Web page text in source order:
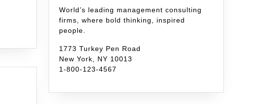
World’s leading management consulting
firms, where bold thinking, inspired
people.
1773 Turkey Pen Road
New York, NY 10013
1-800-123-4567